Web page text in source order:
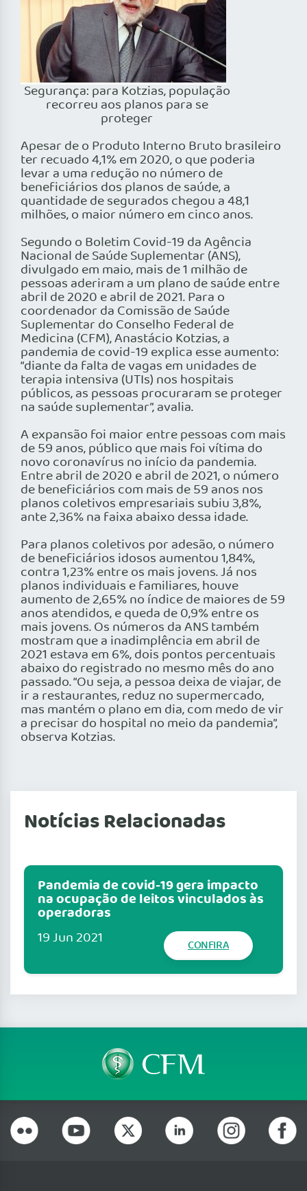
Segurança: para Kotzias, população
recorreu aos planos para se
proteger
Apesar de o Produto Interno Bruto brasileiro
ter recuado 4,1% em 2020, o que poderia
levar a uma redução no número de
beneficiários dos planos de saúde, a
quantidade de segurados chegou a 48,1
milhões, o maior número em cinco anos.
Segundo o Boletim Covid-19 da Agência
Nacional de Saúde Suplementar (ANS),
divulgado em maio, mais de 1 milhão de
pessoas aderiram a um plano de saúde entre
abril de 2020 e abril de 2021. Para o
coordenador da Comissão de Saúde
Suplementar do Conselho Federal de
Medicina (CFM), Anastácio Kotzias, a
pandemia de covid-19 explica esse aumento:
“diante da falta de vagas em unidades de
terapia intensiva (UTIs) nos hospitais
públicos, as pessoas procuraram se proteger
na saúde suplementar”, avalia.
A expansão foi maior entre pessoas com mais
de 59 anos, público que mais foi vítima do
novo coronavírus no início da pandemia.
Entre abril de 2020 e abril de 2021, o número
de beneficiários com mais de 59 anos nos
planos coletivos empresariais subiu 3,8%,
ante 2,36% na faixa abaixo dessa idade.
Para planos coletivos por adesão, o número
de beneficiários idosos aumentou 1,84%,
contra 1,23% entre os mais jovens. Já nos
planos individuais e familiares, houve
aumento de 2,65% no índice de maiores de 59
anos atendidos, e queda de 0,9% entre os
mais jovens. Os números da ANS também
mostram que a inadimplência em abril de
2021 estava em 6%, dois pontos percentuais
abaixo do registrado no mesmo mês do ano
passado. “Ou seja, a pessoa deixa de viajar, de
ir a restaurantes, reduz no supermercado,
mas mantém o plano em dia, com medo de vir
a precisar do hospital no meio da pandemia”,
observa Kotzias.
Notícias Relacionadas
Pandemia de covid-19 gera impacto
na ocupação de leitos vinculados às
operadoras
19 Jun 2021 CONFIRA